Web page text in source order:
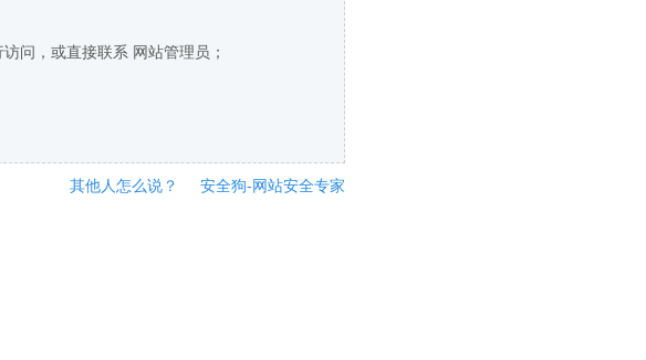
问，或直接联系 网站管理员；
其他人怎么说？ 安全狗-网站安全专家